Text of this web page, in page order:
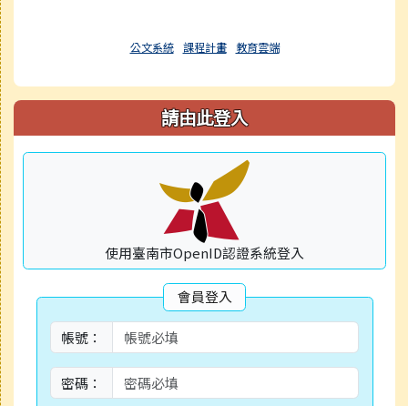
公文系統 課程計畫 教育雲端
請由此登入
使用臺南市OpenID認證系統登入
會員登入
帳號：
密碼：